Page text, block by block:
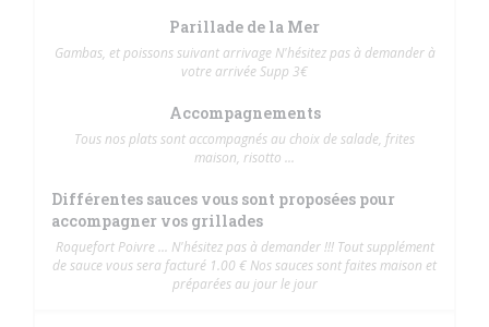
Parillade de la Mer
Gambas, et poissons suivant arrivage N'hésitez pas à demander à
votre arrivée Supp 3€
Accompagnements
Tous nos plats sont accompagnés au choix de salade, frites
maison, risotto ...
Différentes sauces vous sont proposées pour
accompagner vos grillades
Roquefort Poivre ... N'hésitez pas à demander !!! Tout supplément
de sauce vous sera facturé 1.00 € Nos sauces sont faites maison et
préparées au jour le jour